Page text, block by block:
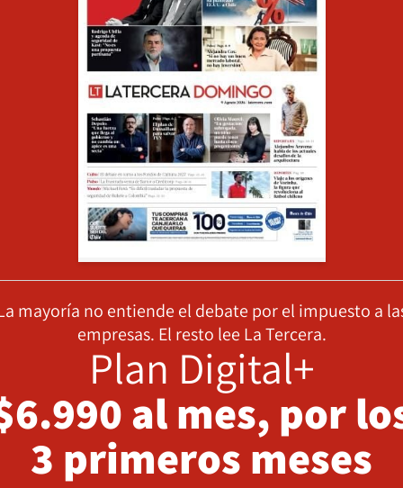
mayoría no entiende el debate por el impuesto a
empresas. El resto lee La Tercera.
Plan Digital+
al mes, por
3 primeros meses